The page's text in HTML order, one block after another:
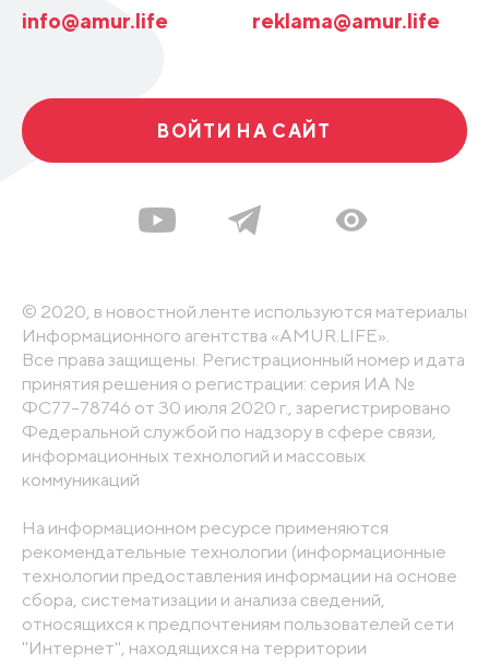
info@amur.life reklama@amur.life
ВОЙТИ НА САЙТ
© 2020, в новостной ленте используются материалы
Информационного агентства «AMUR.LIFE».
Все права защищены. Регистрационный номер и дата
принятия решения о регистрации: серия ИА №
ФС77-78746 от 30 июля 2020 г., зарегистрировано
Федеральной службой по надзору в сфере связи,
информационных технологий и массовых
коммуникаций
На информационном ресурсе применяются
рекомендательные технологии (информационные
технологии предоставления информации на основе
сбора, систематизации и анализа сведений,
относящихся к предпочтениям пользователей сети
"Интернет", находящихся на территории